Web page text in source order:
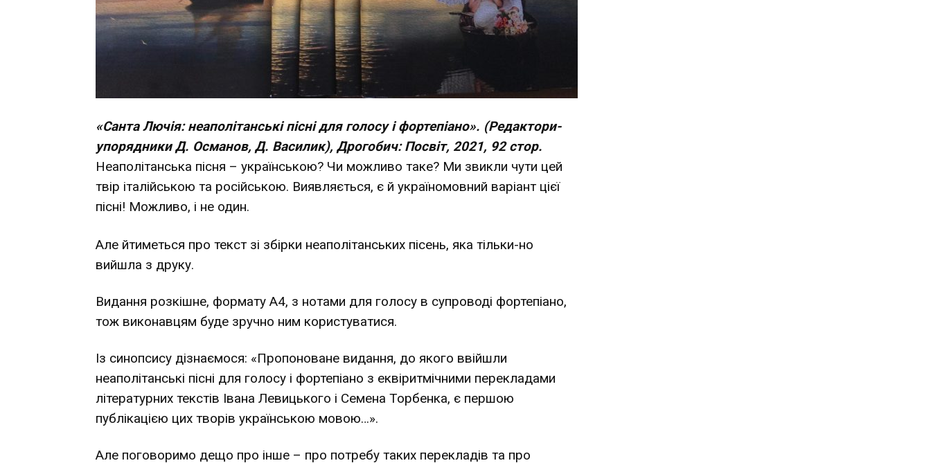
«Санта Лючія: неаполітанські пісні для голосу і фортепіано». (Редактори-
упорядники Д. Османов, Д. Василик), Дрогобич: Посвіт, 2021, 92 стор.
Неаполітанська пісня – українською? Чи можливо таке? Ми звикли чути цей
твір італійською та російською. Виявляється, є й україномовний варіант цієї
пісні! Можливо, і не один.
Але йтиметься про текст зі збірки неаполітанських пісень, яка тільки-но
вийшла з друку.
Видання розкішне, формату А4, з нотами для голосу в супроводі фортепіано,
тож виконавцям буде зручно ним користуватися.
Із синопсису дізнаємося: «Пропоноване видання, до якого ввійшли
неаполітанські пісні для голосу і фортепіано з еквіритмічними перекладами
літературних текстів Івана Левицького і Семена Торбенка, є першою
публікацією цих творів українською мовою…».
Але поговоримо дещо про інше – про потребу таких перекладів та про